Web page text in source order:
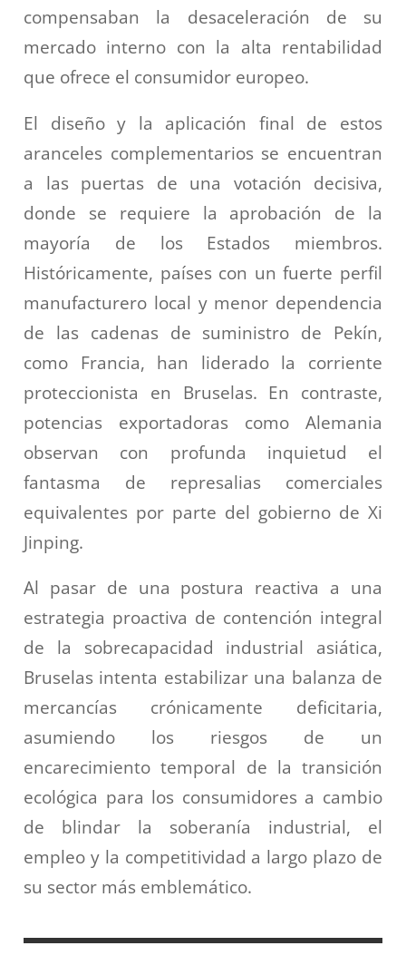
compensaban la desaceleración de su
mercado interno con la alta rentabilidad
que ofrece el consumidor europeo.
El diseño y la aplicación final de estos
aranceles complementarios se encuentran
a las puertas de una votación decisiva,
donde se requiere la aprobación de la
mayoría de los Estados miembros.
Históricamente, países con un fuerte perfil
manufacturero local y menor dependencia
de las cadenas de suministro de Pekín,
como Francia, han liderado la corriente
proteccionista en Bruselas. En contraste,
potencias exportadoras como Alemania
observan con profunda inquietud el
fantasma de represalias comerciales
equivalentes por parte del gobierno de Xi
Jinping.
Al pasar de una postura reactiva a una
estrategia proactiva de contención integral
de la sobrecapacidad industrial asiática,
Bruselas intenta estabilizar una balanza de
mercancías crónicamente deficitaria,
asumiendo los riesgos de un
encarecimiento temporal de la transición
ecológica para los consumidores a cambio
de blindar la soberanía industrial, el
empleo y la competitividad a largo plazo de
su sector más emblemático.